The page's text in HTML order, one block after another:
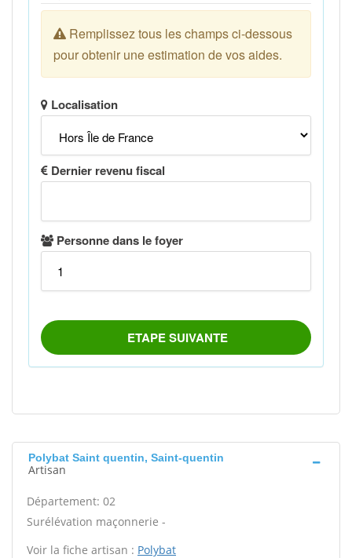
Polybat Saint quentin, Saint-quentin
Artisan
Département: 02
Surélévation maçonnerie -
Voir la fiche artisan : Polybat